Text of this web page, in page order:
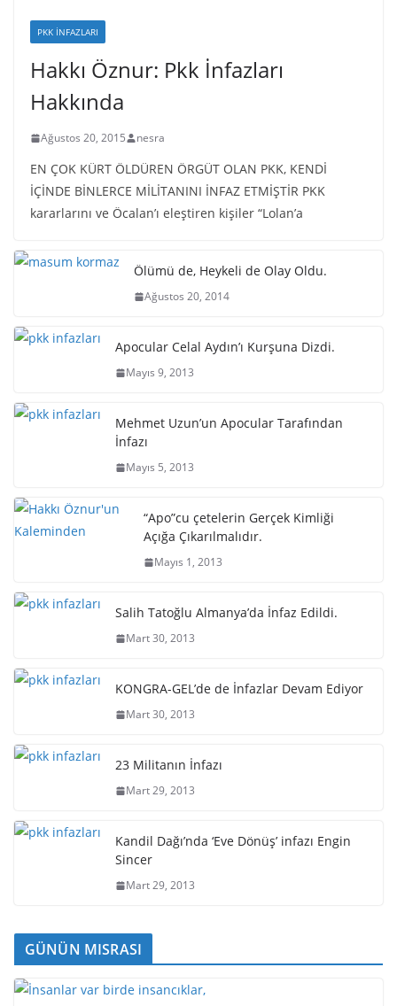
PKK İNFAZLARI
Hakkı Öznur: Pkk İnfazları
Hakkında
Ağustos 20, 2015 nesra
EN ÇOK KÜRT ÖLDÜREN ÖRGÜT OLAN PKK, KENDİ
İÇİNDE BİNLERCE MİLİTANINI İNFAZ ETMİŞTİR PKK
kararlarını ve Öcalan’ı eleştiren kişiler “Lolan’a
Ölümü de, Heykeli de Olay Oldu.
Ağustos 20, 2014
Apocular Celal Aydın’ı Kurşuna Dizdi.
Mayıs 9, 2013
Mehmet Uzun’un Apocular Tarafından
İnfazı
Mayıs 5, 2013
“Apo”cu çetelerin Gerçek Kimliği
Açığa Çıkarılmalıdır.
Mayıs 1, 2013
Salih Tatoğlu Almanya’da İnfaz Edildi.
Mart 30, 2013
KONGRA-GEL’de de İnfazlar Devam Ediyor
Mart 30, 2013
23 Militanın İnfazı
Mart 29, 2013
Kandil Dağı’nda ‘Eve Dönüş’ infazı Engin
Sincer
Mart 29, 2013
GÜNÜN MISRASI